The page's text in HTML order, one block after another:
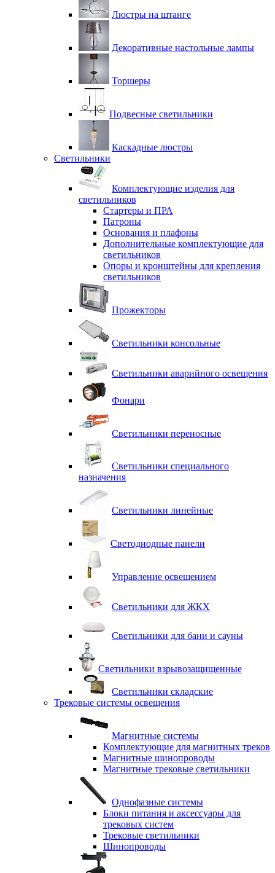
Люстры на штанге
Декоративные настольные лампы
Торшеры
Подвесные светильники
Каскадные люстры
Светильники
Комплектующие изделия для
светильников
Стартеры и ПРА
Патроны
Основания и плафоны
Дополнительные комплектующие для
светильников
Опоры и кронштейны для крепления
светильников
Прожекторы
Светильники консольные
Светильники аварийного освещения
Фонари
Светильники переносные
Светильники специального
назначения
Светильники линейные
Светодиодные панели
Управление освещением
Светильники для ЖКХ
Светильники для бани и сауны
Светильники взрывозащищенные
Светильники складские
Трековые системы освещения
Магнитные системы
Комплектующие для магнитных треков
Магнитные шинопроводы
Магнитные трековые светильники
Однофазные системы
Блоки питания и аксессуары для
трековых систем
Трековые светильники
Шинопроводы